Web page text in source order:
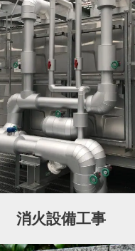
消火設備工事